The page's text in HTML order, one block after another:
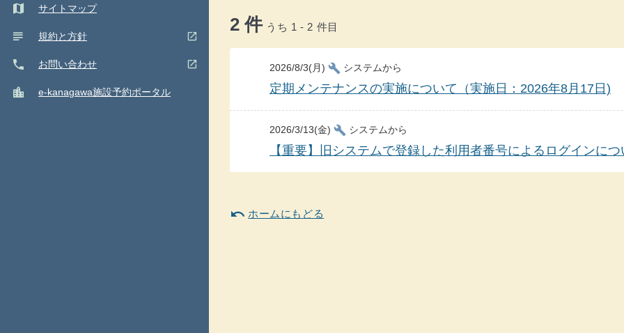
map サイトマップ
subject 規約と方針 open_in_new
phone お問い合わせ open_in_new
location_city e-kanagawa施設予約ポータル
2 件うち 1 - 2 件目
2026/8/3(月) build システムから
定期メンテナンスの実施について（実施日：2026年8月17日)
2026/3/13(金) build システムから
【重要】旧システムで登録した利用者番号によるログインにつ
undo ホームにもどる